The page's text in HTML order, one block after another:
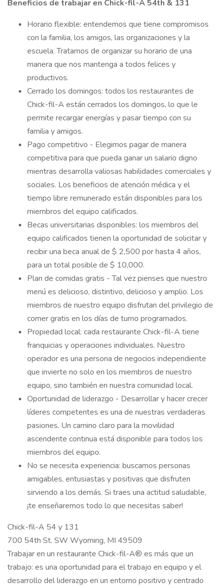
Beneficios de trabajar en Chick-fil-A 54th & 131
Horario flexible: entendemos que tiene compromisos
con la familia, los amigos, las organizaciones y la
escuela. Tratamos de organizar su horario de una
manera que nos mantenga a todos felices y
productivos.
Cerrado los domingos: todos los restaurantes de
Chick-fil-A están cerrados los domingos, lo que le
permite recargar energías y pasar tiempo con su
familia y amigos.
Pago competitivo - Elegimos pagar de manera
competitiva para que pueda ganar un salario digno
mientras desarrolla valiosas habilidades comerciales y
sociales. Los beneficios de atención médica y el
tiempo libre remunerado están disponibles para los
miembros del equipo calificados.
Becas universitarias disponibles: los miembros del
equipo calificados tienen la oportunidad de solicitar y
recibir una beca anual de $ 2,500 por hasta 4 años,
para un total posible de $ 10,000.
Plan de comidas gratis - Tal vez pienses que nuestro
menú es delicioso, distintivo, delicioso y amplio. Los
miembros de nuestro equipo disfrutan del privilegio de
comer gratis en los días de turno programados.
Propiedad local: cada restaurante Chick-fil-A tiene
franquicias y operaciones individuales. Nuestro
operador es una persona de negocios independiente
que invierte no solo en los miembros de nuestro
equipo, sino también en nuestra comunidad local.
Oportunidad de liderazgo - Desarrollar y hacer crecer
líderes competentes es una de nuestras verdaderas
pasiones. Un camino claro para la movilidad
ascendente continua está disponible para todos los
miembros del equipo.
No se necesita experiencia: buscamos personas
amigables, entusiastas y positivas que disfruten
sirviendo a los demás. Si traes una actitud saludable,
¡te enseñaremos todo lo que necesitas saber!
Chick-fil-A 54 y 131
700 54th St. SW Wyoming, MI 49509
Trabajar en un restaurante Chick-fil-A® es más que un
trabajo: es una oportunidad para el trabajo en equipo y el
desarrollo del liderazgo en un entorno positivo y centrado